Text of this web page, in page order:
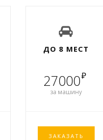
ДО 8 МЕСТ
27000₽
за машину
ЗАКАЗАТЬ